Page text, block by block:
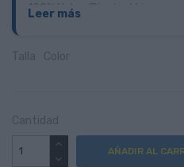
100% Nylon ‘Ripstop’.
Leer más
AÑADIR AL